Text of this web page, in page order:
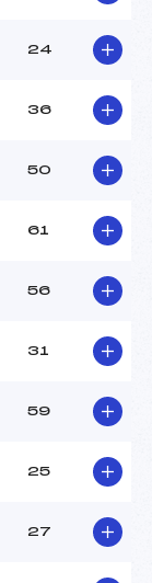
24
36
50
61
56
31
59
25
27